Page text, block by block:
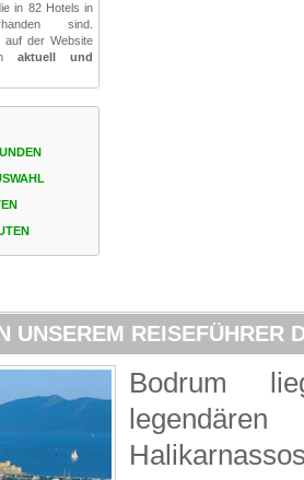
in 82 Hotels in
sind.
auf der Website
aktuell und
UNSEREM REISEFÜHRER
Bodrum